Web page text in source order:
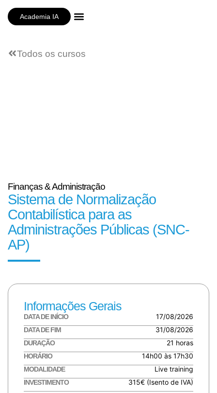
Academia IA
Todos os cursos
Finanças & Administração
Sistema de Normalização
Contabilística para as
Administrações Públicas (SNC-
AP)
Informações Gerais
DATA DE INÍCIO 17/08/2026
DATA DE FIM 31/08/2026
DURAÇÃO 21 horas
HORÁRIO 14h00 às 17h30
MODALIDADE Live training
INVESTIMENTO 315€ (Isento de IVA)